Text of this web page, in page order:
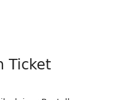
Ticket